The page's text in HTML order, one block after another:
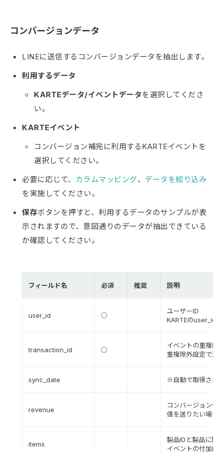
コンバージョンデータ
LINEに送信するコンバージョンデータを抽出します。
利用するデータ
KARTEデータ/イベントデータを選択してくださ
い。
KARTEイベント
コンバージョン補完に利用するKARTEイベントを
選択してください。
必要に応じて、 カラムマッピング、 データを絞り込み
を実施してください。
保存ボタンを押すと、利用するデータのサンプルが表
示されますので、意図通りのデータが抽出できている
か確認してください。
フィールド名 必須 推奨 説明
user_id ○
ユーザーID
KARTEのuser_id
transaction_id ○
イベントの重複除
重複除外設定で送
sync_date ※自動で取得され
revenue
コンバージョン値
値を送りたい場合
items
製品IDと製品に関
イベントの付加的